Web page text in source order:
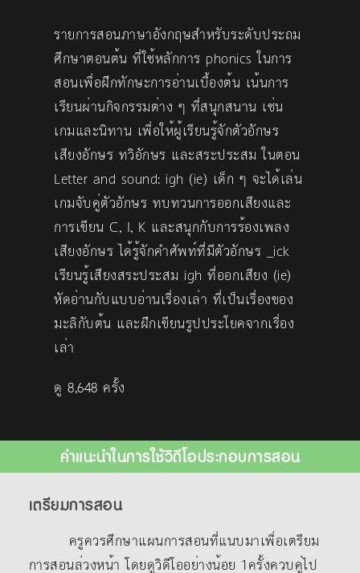
รายการสอนภาษาอังกฤษสำหรับระดับประถม
ศึกษาตอนต้น ที่ใช้หลักการ phonics ในการ
สอนเพื่อฝึกทักษะการอ่านเบื้องต้น เน้นการ
เรียนผ่านกิจกรรมต่าง ๆ ที่สนุกสนาน เช่น
เกมและนิทาน เพื่อให้ผู้เรียนรู้จักตัวอักษร
เสียงอักษร ทวิอักษร และสระประสม ในตอน
Letter and sound: igh (ie) เด็ก ๆ จะได้เล่น
เกมจับคู่ตัวอักษร ทบทวนการออกเสียงและ
การเขียน C, I, K และสนุกกับการร้องเพลง
เสียงอักษร ได้รู้จักคำศัพท์ที่มีตัวอักษร _ick
เรียนรู้เสียงสระประสม igh ที่ออกเสียง (ie)
หัดอ่านกับแบบอ่านเรื่องเล่า ที่เป็นเรื่องของ
มะลิกับต้น และฝึกเขียนรูปประโยคจากเรื่อง
เล่า
ดู 8,648 ครั้ง
คำแนะนำในการใช้วิดีโอประกอบการสอน
เตรียมการสอน
ครูควรศึกษาแผนการสอนที่แนบมาเพื่อเตรียม
การสอนล่วงหน้า โดยดูวิดีโออย่างน้อย 1ครั้งควบคู่ไป